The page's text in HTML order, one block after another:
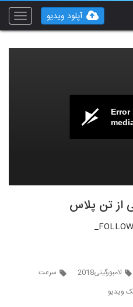
Toggle
آپلود ویدیو
Error
از تن پلاس
لامبورگینی2018
سرعت
ویدیو